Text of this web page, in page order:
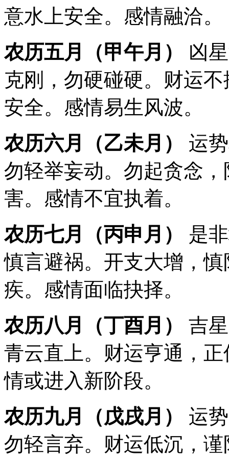
意水上安全。感情融洽。
农历五月（甲午月）
凶
克刚，勿硬碰硬。财运
安全。感情易生风波。
农历六月（乙未月）
运
勿轻举妄动。勿起贪念
害。感情不宜执着。
农历七月（丙申月）
是
慎言避祸。开支大增，
疾。感情面临抉择。
农历八月（丁酉月）
吉
青云直上。财运亨通，
情或进入新阶段。
农历九月（戊戌月）
运
勿轻言弃。财运低沉，